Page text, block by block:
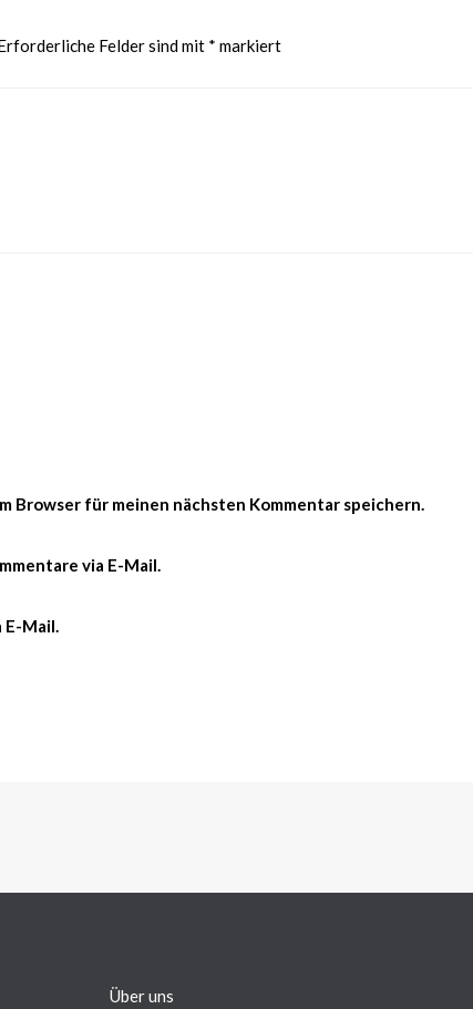
Felder sind mit * markiert
Browser für meinen nächsten Kommentar speichern.
via E-Mail.
Mail.
Über uns